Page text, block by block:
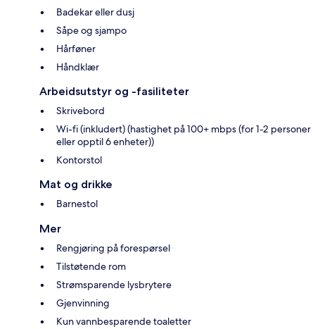
Badekar eller dusj
Såpe og sjampo
Hårføner
Håndklær
Arbeidsutstyr og -fasiliteter
Skrivebord
Wi-fi (inkludert) (hastighet på 100+ mbps (for 1-2 personer
eller opptil 6 enheter))
Kontorstol
Mat og drikke
Barnestol
Mer
Rengjøring på forespørsel
Tilstøtende rom
Strømsparende lysbrytere
Gjenvinning
Kun vannbesparende toaletter